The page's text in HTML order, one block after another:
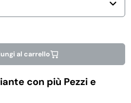
al carrello
con più Pezzi e